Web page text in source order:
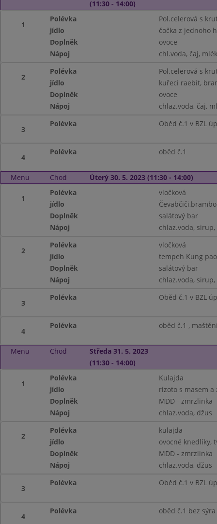
(11:30 - 14:00)
1
Polévka
Pol.celerová s
jídlo
čočka z jednoho
Doplněk
ovoce
Nápoj
chl.voda, čaj,
2
Polévka
Pol.celerová s
jídlo
kuřeci raebit,
Doplněk
ovoce
Nápoj
chlaz.voda, čaj,
3
Polévka Oběd č.1 v BZL
4
Polévka oběd č.1
Menu Chod Úterý 30. 5. 2023 (11:30 - 14:00)
1
Polévka
vločková
jídlo
Doplněk
salátový bar
Nápoj
chlaz.voda, sirup,
2
Polévka
vločková
jídlo
tempeh Kung
Doplněk
salátový bar
Nápoj
chlaz.voda, sirup,
3
Polévka Oběd č.1 v BZL
4
Polévka oběd č.1 ,
Menu Chod
Středa 31. 5. 2023
(11:30 - 14:00)
1
Polévka
Kulajda
jídlo
rizoto s masem a
Doplněk
MDD - zmrzlinka
Nápoj
chlaz.voda, džus
2
Polévka
kulajda
jídlo
ovocné knedlíky,
Doplněk
MDD - zmrzlinka
Nápoj
chlaz.voda, džus
3
Polévka Oběd č.1 v BZL
4
Polévka oběd č.1 bez sýra